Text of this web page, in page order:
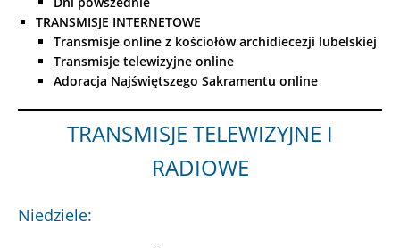
TRANSMISJE INTERNETOWE
Transmisje online z kościołów archidiecezji lubelskiej
Transmisje telewizyjne online
Adoracja Najświętszego Sakramentu online
TRANSMISJE TELEWIZYJNE I
RADIOWE
Niedziele: